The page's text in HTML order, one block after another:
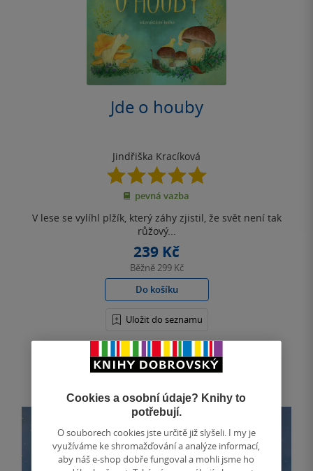
Jde o houby
Jindřiška Kracíková
5.0
z
5
pevná vazba
V lese se vylíhl plžík, který záhy zjistil, že svět není tak
růžový...
239 Kč
Běžně 299 Kč
Do košíku
Uložit do seznamu
Cookies a osobní údaje? Knihy to
potřebují.
O souborech cookies jste určitě již slyšeli. I my je
využíváme ke shromažďování a analýze informací,
aby náš e-shop dobře fungoval a mohli jsme ho